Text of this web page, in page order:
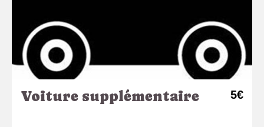
Voiture supplémentaire 5€